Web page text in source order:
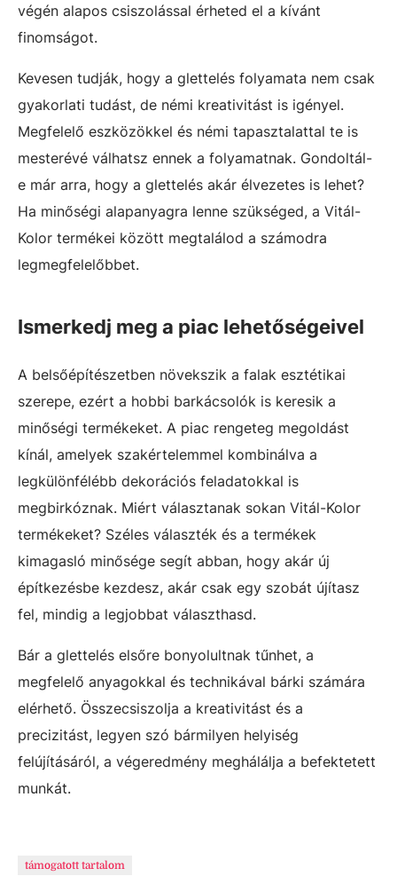
végén alapos csiszolással érheted el a kívánt
finomságot.
Kevesen tudják, hogy a glettelés folyamata nem csak
gyakorlati tudást, de némi kreativitást is igényel.
Megfelelő eszközökkel és némi tapasztalattal te is
mesterévé válhatsz ennek a folyamatnak. Gondoltál-
e már arra, hogy a glettelés akár élvezetes is lehet?
Ha minőségi alapanyagra lenne szükséged, a Vitál-
Kolor termékei között megtalálod a számodra
legmegfelelőbbet.
Ismerkedj meg a piac lehetőségeivel
A belsőépítészetben növekszik a falak esztétikai
szerepe, ezért a hobbi barkácsolók is keresik a
minőségi termékeket. A piac rengeteg megoldást
kínál, amelyek szakértelemmel kombinálva a
legkülönfélébb dekorációs feladatokkal is
megbirkóznak. Miért választanak sokan Vitál-Kolor
termékeket? Széles választék és a termékek
kimagasló minősége segít abban, hogy akár új
építkezésbe kezdesz, akár csak egy szobát újítasz
fel, mindig a legjobbat választhasd.
Bár a glettelés elsőre bonyolultnak tűnhet, a
megfelelő anyagokkal és technikával bárki számára
elérhető. Összecsiszolja a kreativitást és a
precizitást, legyen szó bármilyen helyiség
felújításáról, a végeredmény meghálálja a befektetett
munkát.
támogatott tartalom